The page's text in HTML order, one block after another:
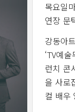
목요일
연장 문
강동아
‘TV예
런치 콘
을 사로
컬 배우